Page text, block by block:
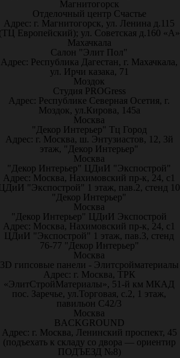
Магнитогорск
Отделочный центр Счастье
Адрес: г. Магнитогорск, ул. Ленина д.115
Европейский); ул. Советская д.160 «А»
Махачкала
Салон "Элит Пол"
Адрес: Республика Дагестан, г. Махачкала,
ул. Ирчи казака, 71
Моздок
Студия PROGress
Адрес: Республике Северная Осетия, г.
Моздок, ул.Кирова, 145а
Москва
"Декор Интерьер" Тц Город
Адрес: г. Москва, ш. Энтузиастов, 12, 3й
этаж, "Декор Интерьер"
Москва
"Декор Интерьер" ЦДиИ "Экспострой"
Адрес: Москва, Нахимовский пр-к, 24, с1
"Экспострой" 1 этаж, пав.2, стенд 10
"Декор Интерьер"
Москва
"Декор Интерьер" ЦДиИ Экспострой
Адрес: Москва, Нахимовский пр-к, 24, с1
ЦДиИ "Экспострой" 1 этаж, пав.3, стенд
76-77 "Декор Интерьер"
Москва
3D гипсовые панели - Элитсройматериалы
Адрес: г. Москва, ТРК
«ЭлитСтройМатериалы», 51-й км МКАД
пос. Заречье, ул.Торговая, с.2, 1 этаж,
павильон С42/3
Москва
BACKGROUND
Адрес: г. Москва, Ленинский проспект, 45
(подъехать к складу со двора — ориентир
ПОДЪЕЗД №8)